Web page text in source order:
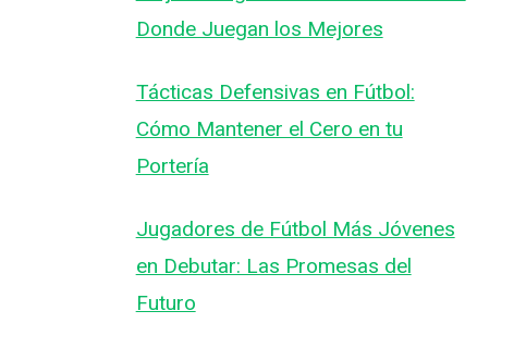
Donde Juegan los Mejores
Tácticas Defensivas en Fútbol:
Cómo Mantener el Cero en tu
Portería
Jugadores de Fútbol Más Jóvenes
en Debutar: Las Promesas del
Futuro